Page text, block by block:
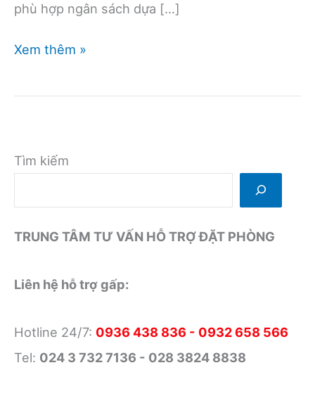
phù hợp ngân sách dựa […]
Kinh
sạn
ở
mới
Xem thêm »
Tìm kiếm
TRUNG TÂM TƯ VẤN HỖ TRỢ ĐẶT PHÒNG
Liên hệ hỗ trợ gấp:
Hotline 24/7: 0936 438 836 - 0932 658 566
Tel: 024 3 732 7136 - 028 3824 8838